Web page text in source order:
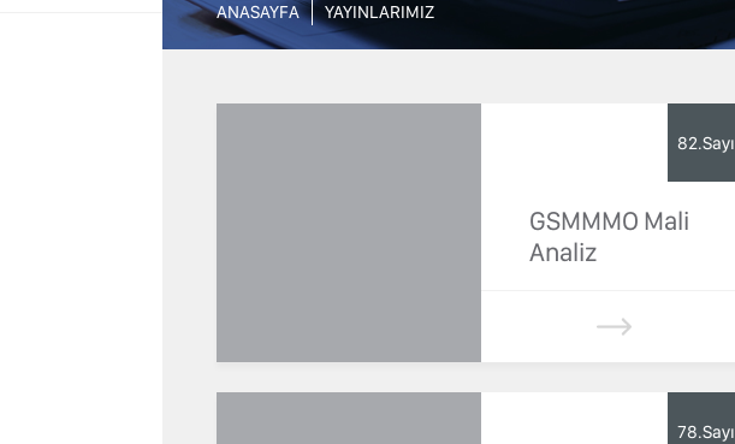
ANASAYFA YAYINLARIMIZ
82.Sayı
GSMMMO Mali
Analiz
78.Sayı